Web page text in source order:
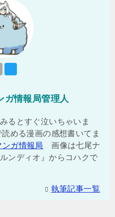
ガ情報局管理人
るとすぐ泣いちゃいま
める漫画の感想書いてま
ンガ情報局
画像は七尾ナ
ンディオ』からコハクで
執筆記事一覧